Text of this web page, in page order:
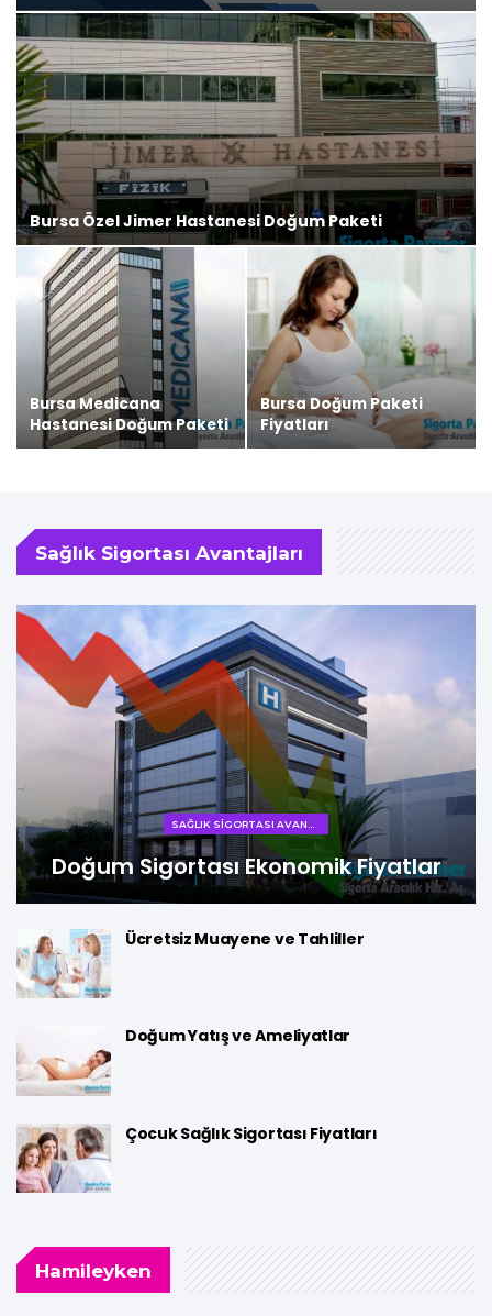
Bursa Özel Jimer Hastanesi Doğum Paketi
Bursa Medicana
Hastanesi Doğum Paketi
Bursa Doğum Paketi
Fiyatları
Sağlık Sigortası Avantajları
Doğum Sigortası Ekonomik Fiyatlar
Ücretsiz Muayene ve Tahliller
Doğum Yatış ve Ameliyatlar
Çocuk Sağlık Sigortası Fiyatları
Hamileyken